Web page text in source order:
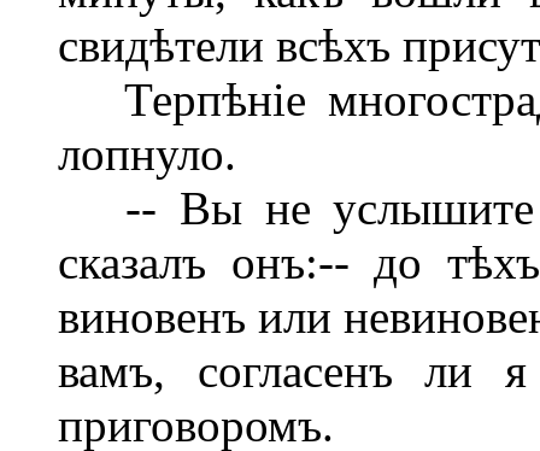
свидѣтели всѣхъ
Терпѣніе
лопнуло.
-- Вы не услышите
сказалъ онъ:-- до
виновенъ или
вамъ, согласенъ ли
приговоромъ.